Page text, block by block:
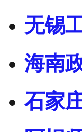
无锡
海南
石家